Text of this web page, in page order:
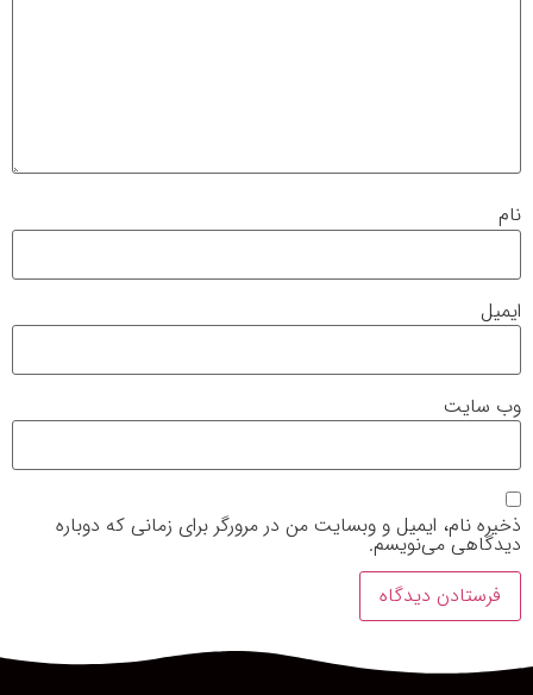
نام
ایمیل
وب‌ سایت
ذخیره نام، ایمیل و وبسایت من در مرورگر برای زمانی که دوباره
دیدگاهی می‌نویسم.